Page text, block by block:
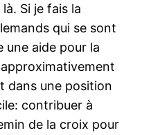
Si je fais la
qui se sont
une aide pour la
approximativement
dans une position
contribuer à
de la croix pour